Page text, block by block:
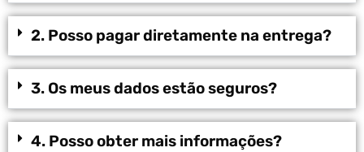
2. Posso pagar diretamente na entrega?
3. Os meus dados estão seguros?
4. Posso obter mais informações?